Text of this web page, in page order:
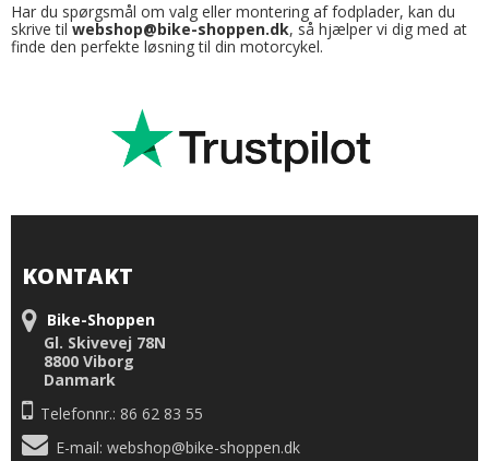
Har du spørgsmål om valg eller montering af fodplader, kan du
skrive til webshop@bike-shoppen.dk, så hjælper vi dig med at
finde den perfekte løsning til din motorcykel.
KONTAKT
Bike-Shoppen
Gl. Skivevej 78N
8800 Viborg
Danmark
Telefonnr.: 86 62 83 55
E-mail: webshop@bike-shoppen.dk